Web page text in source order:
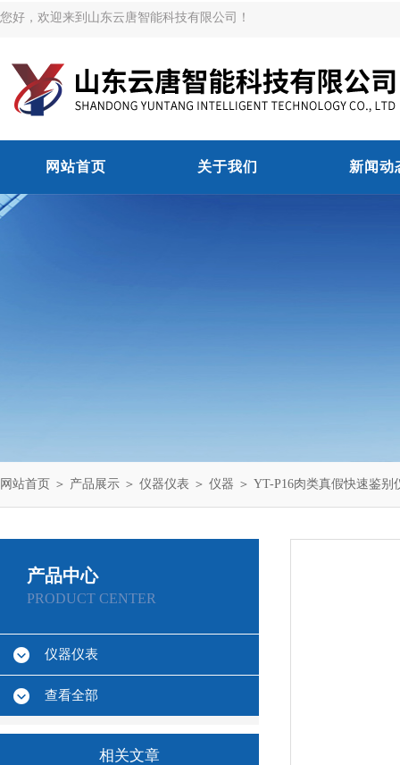
您好，欢迎来到山东云唐智能科技有限公司！
网站首页 关于我们 新闻动
网站首页 ＞ 产品展示 ＞ 仪器仪表 ＞ 仪器 ＞ YT-P16肉类真假快速鉴别
产品中心
PRODUCT CENTER
仪器仪表
查看全部
相关文章